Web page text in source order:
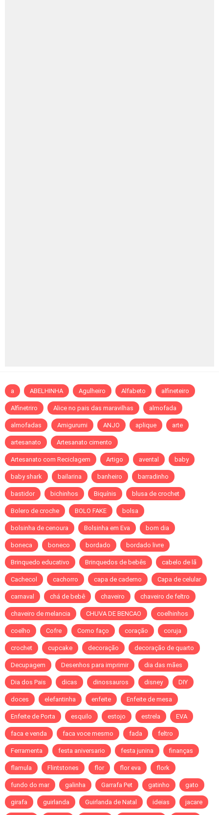
a ABELHINHA Agulheiro Alfabeto alfineteiro
Alfinetriro Alice no pais das maravilhas almofada
almofadas Amigurumi ANJO aplique arte
artesanato Artesanato cimento
Artesanato com Reciclagem Artigo avental baby
baby shark bailarina banheiro barradinho
bastidor bichinhos Biquínis blusa de crochet
Bolero de croche BOLO FAKE bolsa
bolsinha de cenoura Bolsinha em Eva bom dia
boneca boneco bordado bordado livre
Brinquedo educativo Brinquedos de bebês cabelo de lã
Cachecol cachorro capa de caderno Capa de celular
carnaval chá de bebê chaveiro chaveiro de feltro
chaveiro de melancia CHUVA DE BENCAO coelhinhos
coelho Cofre Como faço coração coruja
crochet cupcake decoração decoração de quarto
Decupagem Desenhos para imprimir dia das mães
Dia dos Pais dicas dinossauros disney DIY
doces elefantinha enfeite Enfeite de mesa
Enfeite de Porta esquilo estojo estrela EVA
faca e venda faca voce mesmo fada feltro
Ferramenta festa aniversario festa junina finanças
flamula Flintstones flor flor eva flork
fundo do mar galinha Garrafa Pet gatinho gato
girafa guirlanda Guirlanda de Natal ideias jacare